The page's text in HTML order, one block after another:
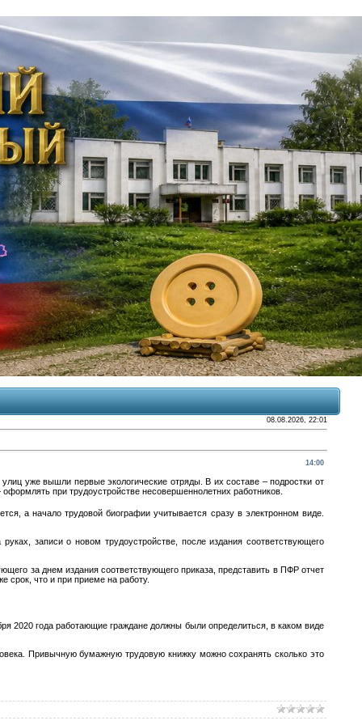
08.08.2026, 22:01
14:00
уже вышли первые экологические отряды. В их составе – подростки от
при трудоустройстве несовершеннолетних работников.
а начало трудовой биографии учитывается сразу в электронном виде.
записи о новом трудоустройстве, после издания соответствующего
за днем издания соответствующего приказа, представить в ПФР отчет
срок, что и при приеме на работу.
2020 года работающие граждане должны были определиться, в каком виде
Привычную бумажную трудовую книжку можно сохранять сколько это